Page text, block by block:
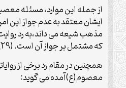
از جمله این موارد، مسئله
ایشان معتقد به عدم جواز این
مذهب شیعه می داند،به رد
که مشتمل بر جواز آن است. (29)
همچنین در مقام رد برخی از
معصوم(ع)آمده می گوید: